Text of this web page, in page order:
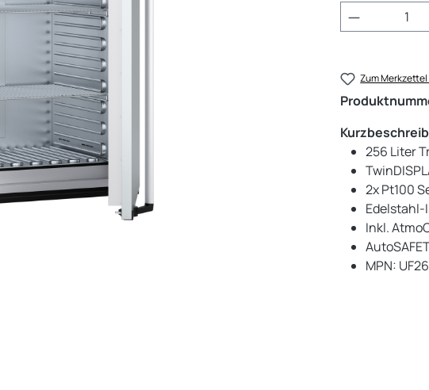
Produkt
Zum
256 Liter
2x Pt100
Edelstahl-
Inkl.
MPN: